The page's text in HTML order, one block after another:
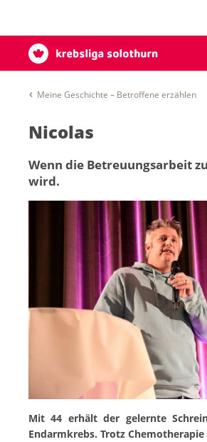
Meine Geschichte – Betroffene erzählen
Nicolas
Wenn die Betreuungsarbeit
wird.
Mit 44 erhält der gelernte
Endarmkrebs. Trotz